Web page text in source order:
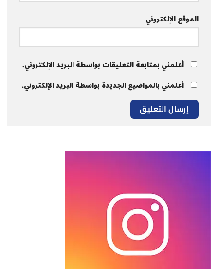
الموقع الإلكتروني
أعلمني بمتابعة التعليقات بواسطة البريد الإلكتروني.
أعلمني بالمواضيع الجديدة بواسطة البريد الإلكتروني.